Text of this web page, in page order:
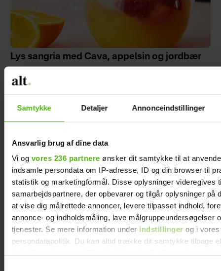
Samtykke Detaljer Annonceindstillinger
Ansvarlig brug af dine data
Vi og vores 236 partnere ønsker dit samtykke til at
indsamle persondata om IP-adresse, ID og din browser til
statistik og marketingformål. Disse oplysninger videregives
samarbejdspartnere, der opbevarer og tilgår oplysninger på
at vise dig målrettede annoncer, levere tilpasset indhold,
annonce- og indholdsmåling, lave målgruppeundersøgelser
tjenester. Se mere information under indstillinger og i vores
persondatapolitik. Du kan altid trække dit samtykke tilbage
Lys sangria med Cava, appelsin og jordbær
Luftig og lækker lattemousse